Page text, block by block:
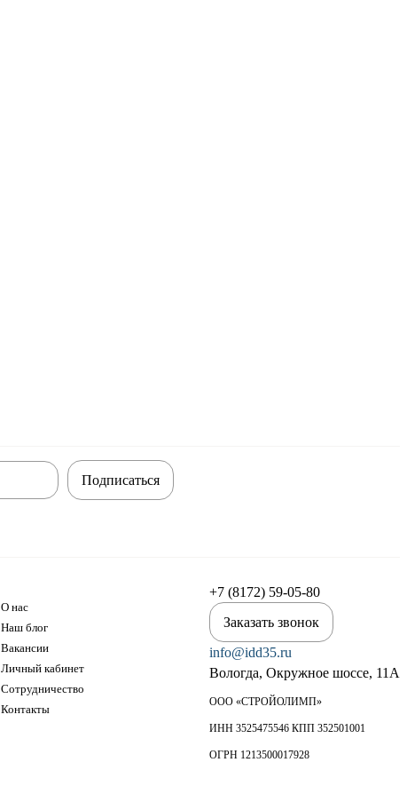
Подписаться
О нас
Наш блог
Вакансии
Личный кабинет
Сотрудничество
Контакты
+7 (8172) 59-05-80
Заказать звонок
info@idd35.ru
Вологда, Окружное шоссе, 11А
ООО «СТРОЙОЛИМП»
ИНН 3525475546 КПП 352501001
ОГРН 1213500017928